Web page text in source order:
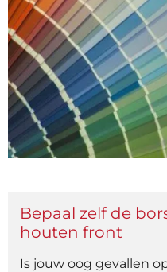
Bepaal zelf de
houten front
Is jouw oog gevallen